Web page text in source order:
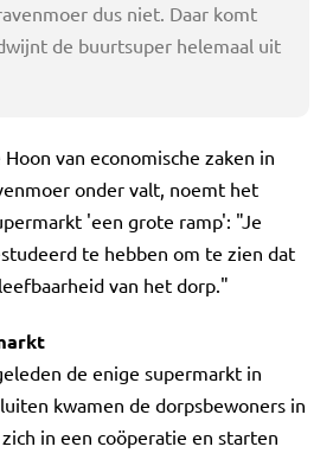
dus niet. Daar komt
de buurtsuper helemaal uit
van economische zaken in
onder valt, noemt het
'een grote ramp': "Je
te hebben om te zien dat
van het dorp."
de enige supermarkt in
kwamen de dorpsbewoners in
in een coöperatie en starten